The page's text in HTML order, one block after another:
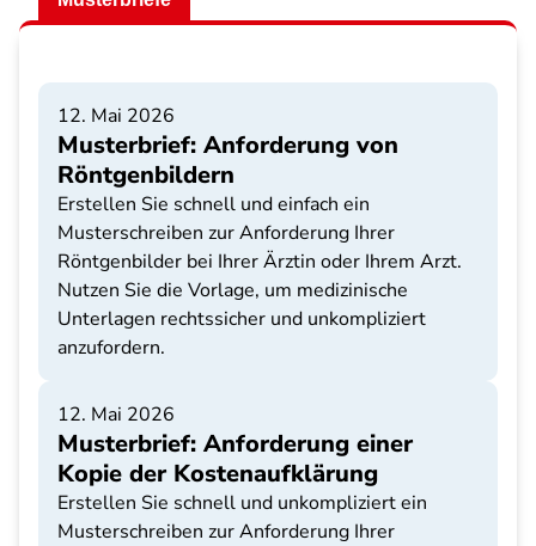
12. Mai 2026
Musterbrief: Anforderung von
Röntgenbildern
Erstellen Sie schnell und einfach ein
Musterschreiben zur Anforderung Ihrer
Röntgenbilder bei Ihrer Ärztin oder Ihrem Arzt.
Nutzen Sie die Vorlage, um medizinische
Unterlagen rechtssicher und unkompliziert
anzufordern.
12. Mai 2026
Musterbrief: Anforderung einer
Kopie der Kostenaufklärung
Erstellen Sie schnell und unkompliziert ein
Musterschreiben zur Anforderung Ihrer